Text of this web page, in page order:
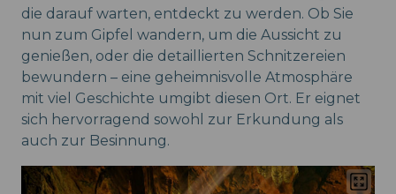
die darauf warten, entdeckt zu werden. Ob Sie
nun zum Gipfel wandern, um die Aussicht zu
genießen, oder die detaillierten Schnitzereien
bewundern – eine geheimnisvolle Atmosphäre
mit viel Geschichte umgibt diesen Ort. Er eignet
sich hervorragend sowohl zur Erkundung als
auch zur Besinnung.